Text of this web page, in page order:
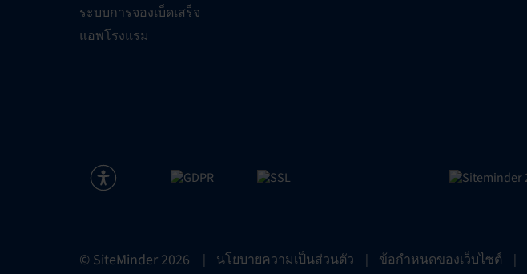
ระบบการจองเบ็ดเสร็จ
แอพโรงแรม
© SiteMinder 2026 | นโยบายความเป็นส่วนตัว | ข้อกำหนดของเว็บไซต์ |